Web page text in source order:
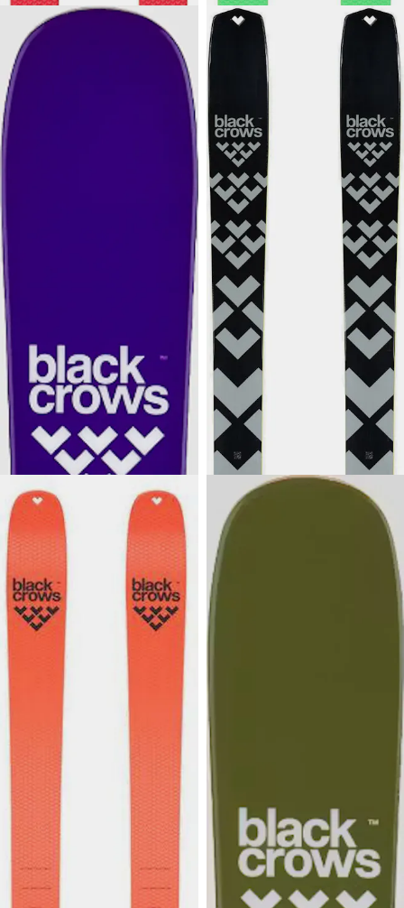
389,90 €
BLACK
Tarkka ja leikkisä
laskutuntuma all mountain -
käyttöön, jo jonkin aikaa
laskeneelle laskijalle! Naisten
malli.
929 €
BLACK CROWS
Solis
Big mountain -sukset 10 cm
leveällä vyötäröllä.
BLACK CROWS
Draco Freebird 25/26
Draco Freebird.
Tarkka ja leikkisä
laskutuntuma all mountain -
käyttöön, jo jonkin aikaa
laskeneelle laskijalle!